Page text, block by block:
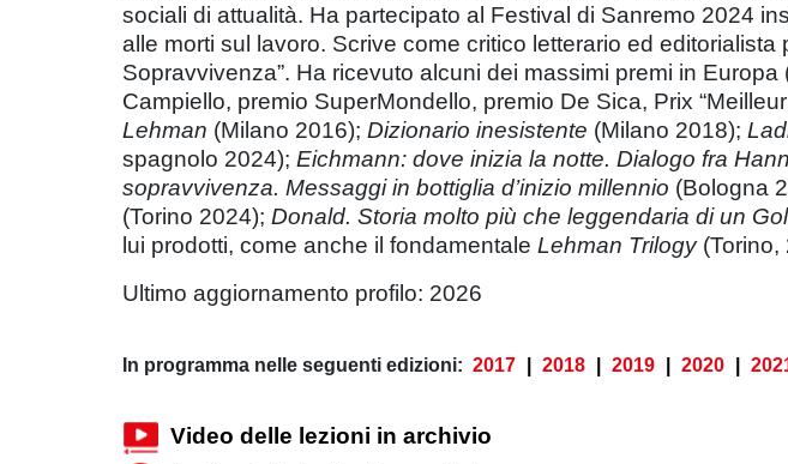
sociali di attualità. Ha partecipato al Festival di Sanremo 2024
alle morti sul lavoro. Scrive come critico letterario ed
Sopravvivenza”. Ha ricevuto alcuni dei massimi premi in
Campiello, premio SuperMondello, premio De Sica, Prix
Lehman (Milano 2016); Dizionario inesistente (Milano 2018);
spagnolo 2024); Eichmann: dove inizia la notte. Dialogo fra
sopravvivenza. Messaggi in bottiglia d’inizio millennio (Bologna
(Torino 2024); Donald. Storia molto più che leggendaria di un
lui prodotti, come anche il fondamentale Lehman Trilogy(Torino,
Ultimo aggiornamento profilo: 2026
In programma nelle seguenti edizioni: 2017 2018 2019 2020
Video delle lezioni in archivio